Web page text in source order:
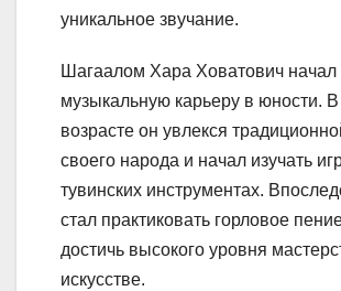
уникальное звучание.
Шагаалом Хара Ховатович
музыкальную карьеру в юности.
возрасте он увлекся
своего народа и начал изучать
тувинских инструментах.
стал практиковать горловое
достичь высокого уровня
искусстве.